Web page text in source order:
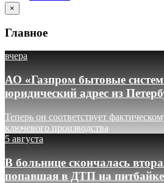
×
Главное
вчера
АО «Газпром бытовые
юридический адрес из
Теперь он соответствует
ключевого производства
5 августа
В больнице скончалась
попавшая в ДТП на питбайке